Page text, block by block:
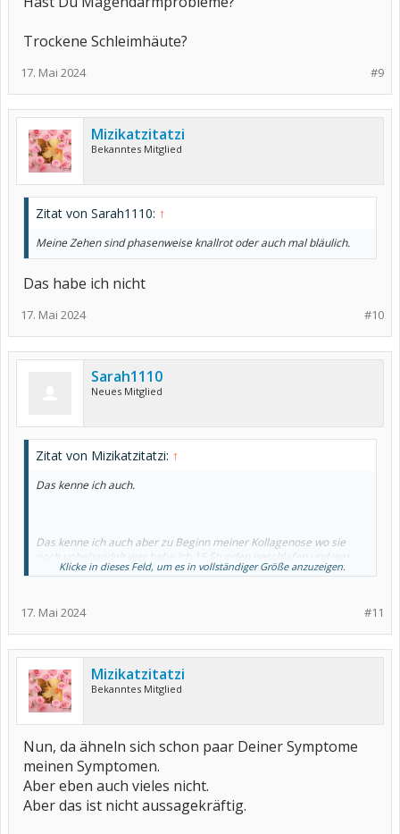
Trockene Schleimhäute?
#9
17. Mai 2024
Mizikatzitatzi
Bekanntes Mitglied
Zitat von Sarah1110: ↑
Meine Zehen sind phasenweise knallrot oder auch mal bläulich.
Das habe ich nicht
#10
17. Mai 2024
Sarah1110
Neues Mitglied
Zitat von Mizikatzitatzi: ↑
Das kenne ich auch.
Das kenne ich auch aber zu Beginn meiner Kollagenose wo sie
noch unbehandelt war habe ich 16 Stunden geschlafen und war
nur 8 Stunden wach.
Flächen die dann wie Mosaikmuster aussehen.
Hast Du täglich starke Kopfschmerzen?
Nicht täglich aber meist ein Tag in der Woche
Hast Du das Schmetterlingerythem im Gesicht?
Nein
Andere Hautekzeme?
Wahnsinnig trockene Haut und neuerdings sieht man am ganzen
Körper meine Venen..ich sehe aus wie ein Fluss auf einer
Landkarte.
Klicke in dieses Feld, um es in vollständiger Größe anzuzeigen.
#11
17. Mai 2024
Mizikatzitatzi
Bekanntes Mitglied
Nun, da ähneln sich schon paar Deiner Symptome
meinen Symptomen.
Aber eben auch vieles nicht.
Aber das ist nicht aussagekräftig.